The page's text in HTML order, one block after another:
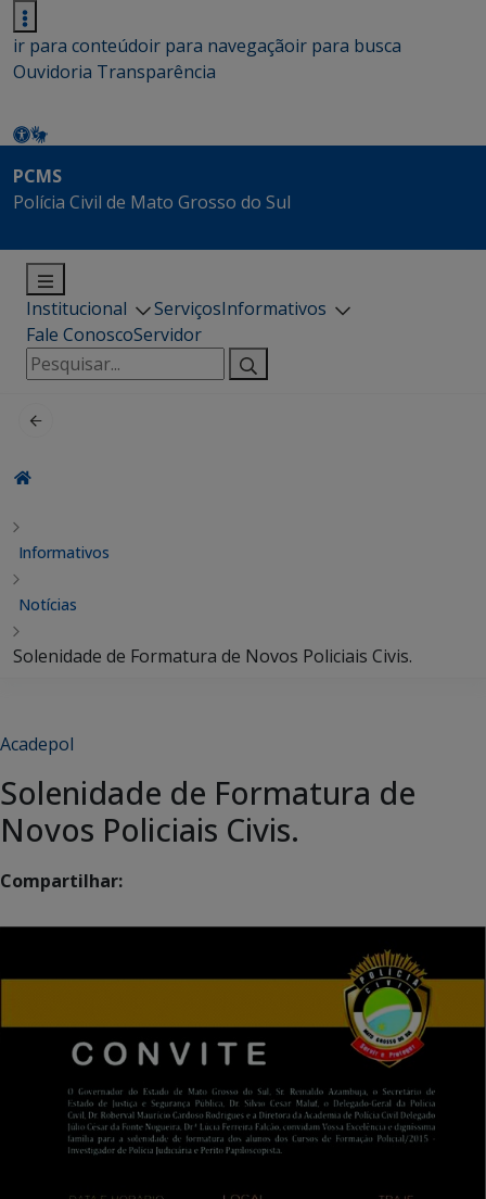
ir para conteúdoir para navegaçãoir para busca
Ouvidoria Transparência
PCMS
Polícia Civil de Mato Grosso do Sul
Institucional ServiçosInformativos
Fale ConoscoServidor
Pesquisar
por:
Informativos
Notícias
Solenidade de Formatura de Novos Policiais Civis.
Acadepol
Solenidade de Formatura de
Novos Policiais Civis.
Compartilhar: